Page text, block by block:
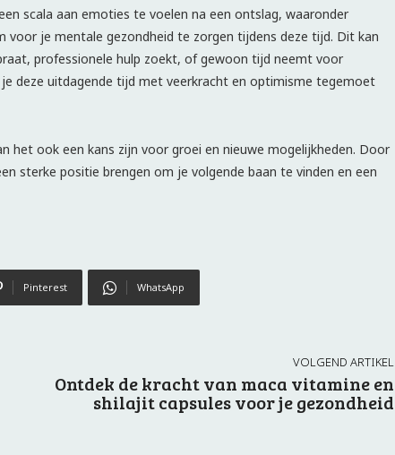
scala aan emoties te voelen na een ontslag, waaronder
voor je mentale gezondheid te zorgen tijdens deze tijd. Dit kan
professionele hulp zoekt, of gewoon tijd neemt voor
deze uitdagende tijd met veerkracht en optimisme tegemoet
het ook een kans zijn voor groei en nieuwe mogelijkheden. Door
sterke positie brengen om je volgende baan te vinden en een
Pinterest WhatsApp
VOLGEND ARTIKEL
Ontdek de kracht van maca vitamine en
shilajit capsules voor je gezondheid